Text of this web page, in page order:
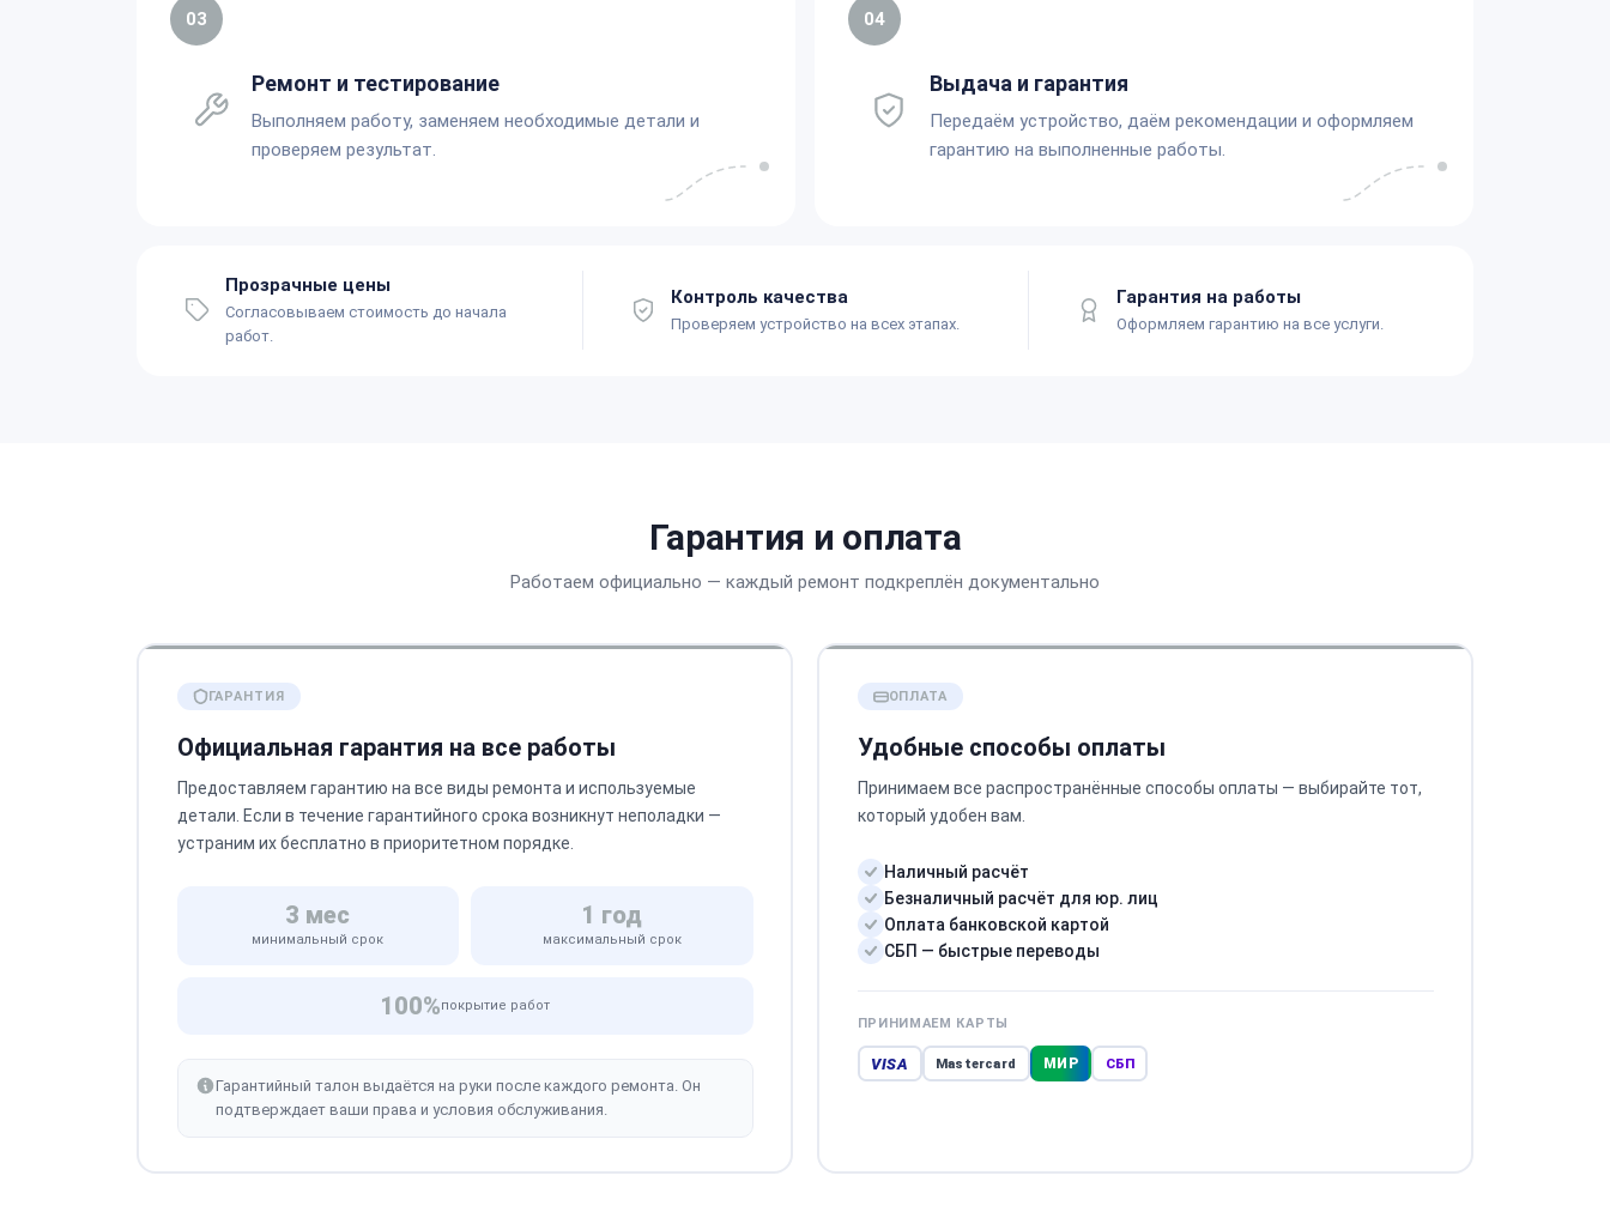
03
Ремонт и тестирование
Выполняем работу, заменяем необходимые детали и
проверяем результат.
04
Выдача и гарантия
Передаём устройство, даём рекомендации и оформляем
гарантию на выполненные работы.
Прозрачные цены
Согласовываем стоимость до начала
работ.
Контроль качества
Проверяем устройство на всех этапах.
Гарантия на работы
Оформляем гарантию на все услуги.
Гарантия и оплата
Работаем официально — каждый ремонт подкреплён документально
ГАРАНТИЯ
Официальная гарантия на все работы
Предоставляем гарантию на все виды ремонта и используемые
детали. Если в течение гарантийного срока возникнут неполадки —
устраним их бесплатно в приоритетном порядке.
3 мес
минимальный срок
1 год
максимальный срок
100%покрытие работ
Гарантийный талон выдаётся на руки после каждого ремонта. Он
подтверждает ваши права и условия обслуживания.
ОПЛАТА
Удобные способы оплаты
Принимаем все распространённые способы оплаты — выбирайте тот,
который удобен вам.
Наличный расчёт
Безналичный расчёт для юр. лиц
Оплата банковской картой
СБП — быстрые переводы
ПРИНИМАЕМ КАРТЫ
VISA Mastercard МИР СБП